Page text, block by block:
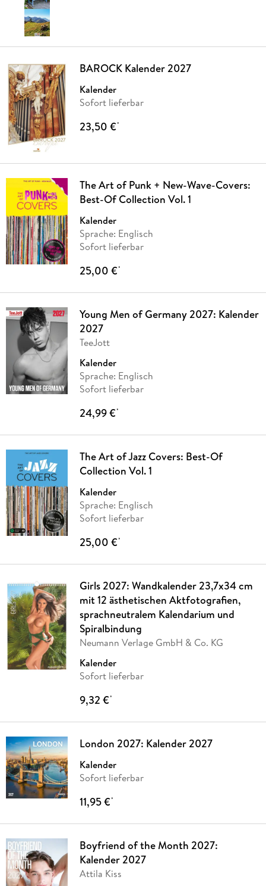
BAROCK Kalender 2027
Kalender
Sofort lieferbar
23,50 €*
The Art of Punk + New-Wave-Covers:
Best-Of Collection Vol. 1
Kalender
Sprache: Englisch
Sofort lieferbar
25,00 €*
Young Men of Germany 2027: Kalender
2027
TeeJott
Kalender
Sprache: Englisch
Sofort lieferbar
24,99 €*
The Art of Jazz Covers: Best-Of
Collection Vol. 1
Kalender
Sprache: Englisch
Sofort lieferbar
25,00 €*
Girls 2027: Wandkalender 23,7x34 cm
mit 12 ästhetischen Aktfotografien,
sprachneutralem Kalendarium und
Spiralbindung
Neumann Verlage GmbH & Co. KG
Kalender
Sofort lieferbar
9,32 €*
London 2027: Kalender 2027
Kalender
Sofort lieferbar
11,95 €*
Boyfriend of the Month 2027:
Kalender 2027
Attila Kiss